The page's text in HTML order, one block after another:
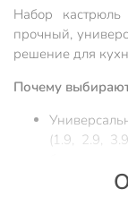
Набор
прочный,
решение для
Почему
(1.9, 2.9,